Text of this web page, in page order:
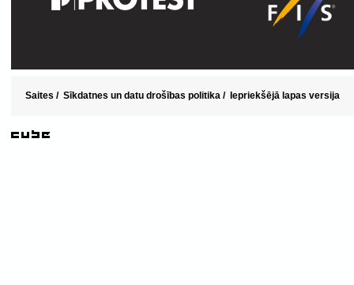
Saites / Sīkdatnes un datu drošības politika / Iepriekšējā lapas versija